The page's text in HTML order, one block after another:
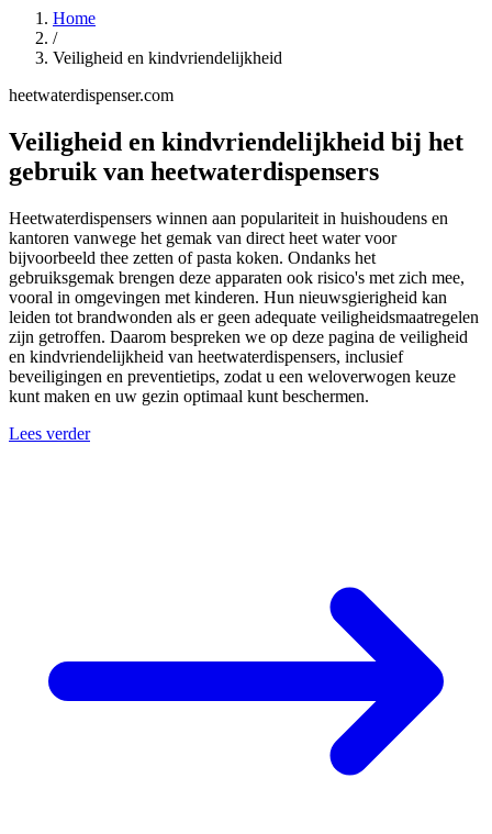
Home
/
Veiligheid en kindvriendelijkheid
heetwaterdispenser.com
Veiligheid en kindvriendelijkheid bij het
gebruik van heetwaterdispensers
Heetwaterdispensers winnen aan populariteit in huishoudens en
kantoren vanwege het gemak van direct heet water voor
bijvoorbeeld thee zetten of pasta koken. Ondanks het
gebruiksgemak brengen deze apparaten ook risico's met zich mee,
vooral in omgevingen met kinderen. Hun nieuwsgierigheid kan
leiden tot brandwonden als er geen adequate veiligheidsmaatregelen
zijn getroffen. Daarom bespreken we op deze pagina de veiligheid
en kindvriendelijkheid van heetwaterdispensers, inclusief
beveiligingen en preventietips, zodat u een weloverwogen keuze
kunt maken en uw gezin optimaal kunt beschermen.
Lees verder